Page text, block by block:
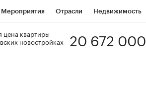
Мероприятия Отрасли Недвижимость
цена квартиры
новостройках
20 672 000